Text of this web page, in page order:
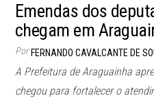
Emendas dos
chegam em
Por FERNANDO CAVALCANTE DE
A Prefeitura de Araguainha
chegou para fortalecer o